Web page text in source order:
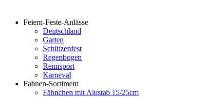
Feiern-Feste-Anlässe
Deutschland
Garten
Schützenfest
Regenbogen
Rennsport
Karneval
Fahnen-Sortiment
Fähnchen mit Alustab 15/25cm